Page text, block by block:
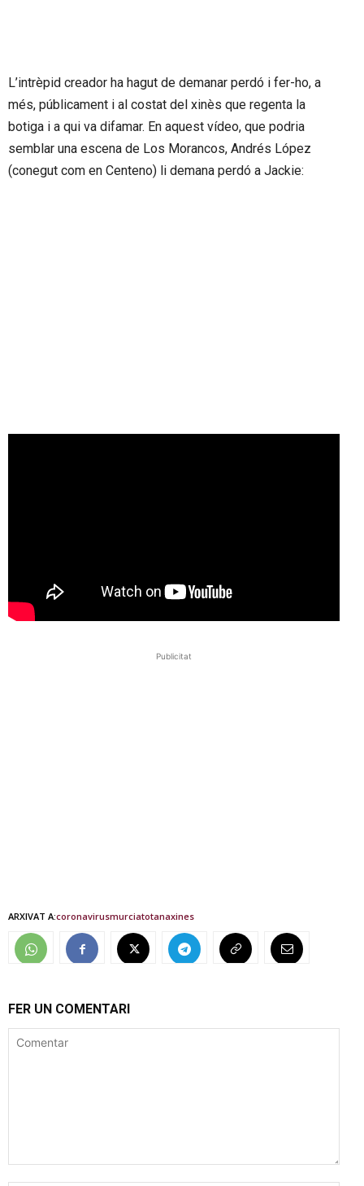
L’intrèpid creador ha hagut de demanar perdó i fer-ho, a
més, públicament i al costat del xinès que regenta la
botiga i a qui va difamar. En aquest vídeo, que podria
semblar una escena de Los Morancos, Andrés López
(conegut com en Centeno) li demana perdó a Jackie:
Publicitat
ARXIVAT A:coronavirusmurciatotanaxines
FER UN COMENTARI